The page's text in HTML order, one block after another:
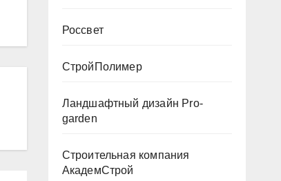
Россвет
СтройПолимер
Ландшафтный дизайн Pro-
garden
Строительная компания
АкадемСтрой